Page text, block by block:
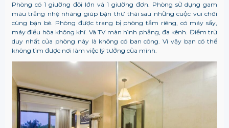
Phòng có 1 giường đôi lớn và 1 giường đơn. Phòng sử dụng gam
màu trắng nhẹ nhàng giúp bạn thư thái sau những cuộc vui chơi
cùng bạn bè. Phòng được trang bị phòng tắm riêng, có máy sấy,
máy điều hòa không khí. Và TV màn hình phẳng, đa kênh. Điểm trừ
duy nhất của phòng này là không có ban công. Vì vậy bạn có thể
không tìm được nơi làm việc lý tưởng của mình.